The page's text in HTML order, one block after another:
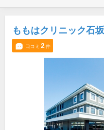
ももはクリニック石坂
口コミ 2件